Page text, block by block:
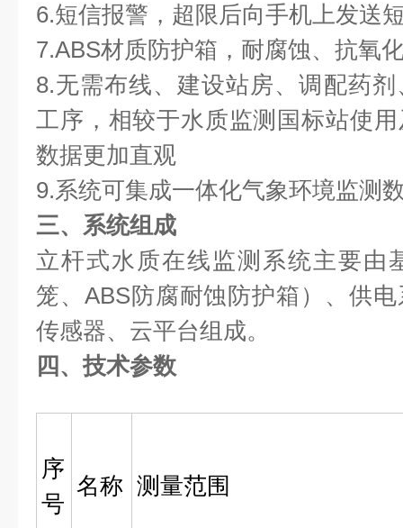
6.短信报警，超限后向手机上发送
7.ABS材质防护箱，耐腐蚀、抗氧
8.无需布线、建设站房、调配药
工序，相较于水质监测国标站使
数据更加直观
9.系统可集成一体化气象环境监测
三、系统组成
立杆式水质在线监测系统主要由
笼、ABS防腐耐蚀防护箱）、供
传感器、云平台组成。
四、技术参数
序
号
名称 测量范围